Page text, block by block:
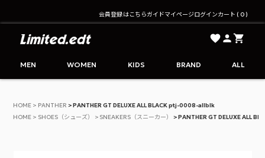
会員登録はこちらガイドマイページログインカート 0
Limited.edt - リミテッドエディション公式オンライ
MEN WOMEN KIDS BRAND ALL
HOME PANTHER
PANTHER GT DELUXE ALL BLACK ptj-0008-allblk
HOME
SHOES（シューズ） SNEAKERS（スニーカー） PANTHER GT DELUXE ALL